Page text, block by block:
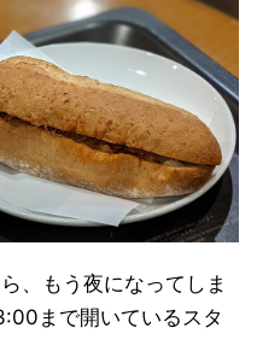
、もう夜になってしま
まで開いているスタ